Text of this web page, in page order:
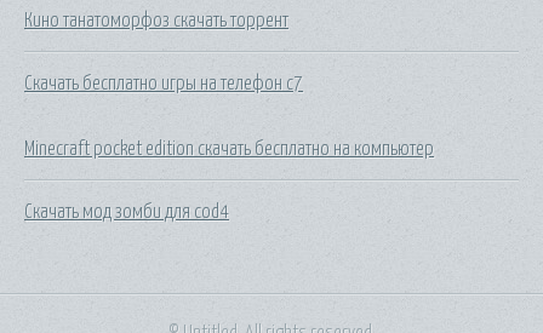
Кино танатоморфоз скачать торрент
Скачать бесплатно игры на телефон с7
Minecraft pocket edition скачать бесплатно на компьютер
Скачать мод зомби для cod4